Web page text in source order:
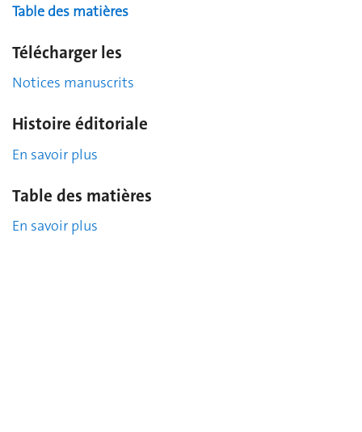
Table des matières
Télécharger les
Notices manuscrits
Histoire éditoriale
En savoir plus
Table des matières
En savoir plus